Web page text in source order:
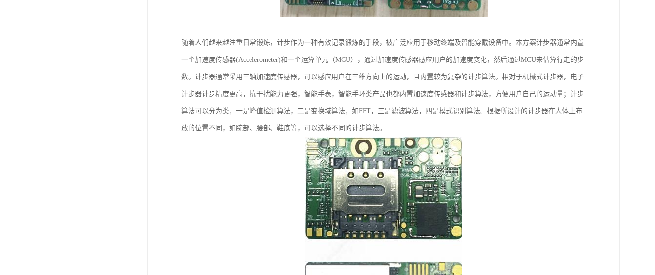
随着人们越来越注重日常锻炼，计步作为一种有效记录锻炼的手段，被广泛应用于移动终端及智能穿戴设备中。本方案计步器通常内置
一个加速度传感器(Accelerometer)和一个运算单元（MCU），通过加速度传感器感应用户的加速度变化，然后通过MCU来估算行走的步
数。计步器通常采用三轴加速度传感器，可以感应用户在三维方向上的运动，且内置较为复杂的计步算法。相对于机械式计步器，电子
计步器计步精度更高，抗干扰能力更强，智能手表，智能手环类产品也都内置加速度传感器和计步算法，方便用户自己的运动量；计步
算法可以分为类，一是峰值检测算法，二是变换域算法，如FFT，三是滤波算法，四是模式识别算法。根据所设计的计步器在人体上布
放的位置不同，如腕部、腰部、鞋底等，可以选择不同的计步算法。